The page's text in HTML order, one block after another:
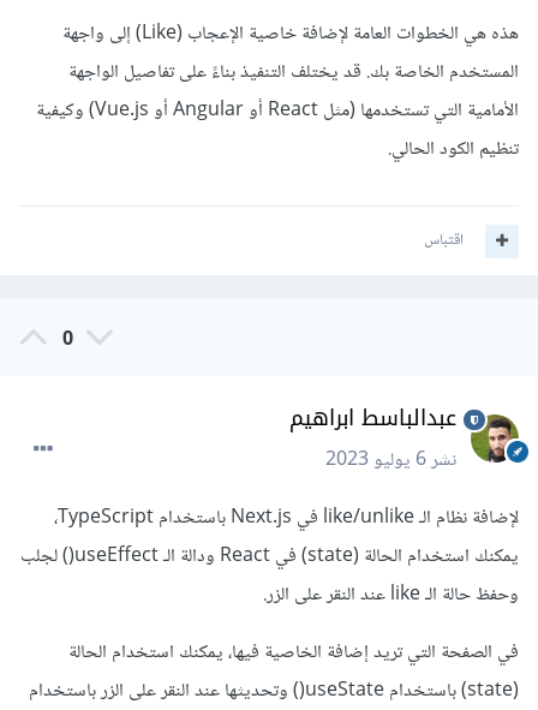
هذه هي الخطوات العامة لإضافة خاصية الإعجاب (Like) إلى واجهة
المستخدم الخاصة بك. قد يختلف التنفيذ بناءً على تفاصيل الواجهة
الأمامية التي تستخدمها (مثل React أو Angular أو Vue.js) وكيفية
تنظيم الكود الحالي.
اقتباس
0
عبدالباسط ابراهيم
نشر6 يوليو 2023
لإضافة نظام الـ like/unlike في Next.js باستخدام TypeScript،
يمكنك استخدام الحالة (state) في React ودالة الـ useEffect() لجلب
وحفظ حالة الـ like عند النقر على الزر.
في الصفحة التي تريد إضافة الخاصية فيها، يمكنك استخدام الحالة
(state) باستخدام useState() وتحديثها عند النقر على الزر باستخدام